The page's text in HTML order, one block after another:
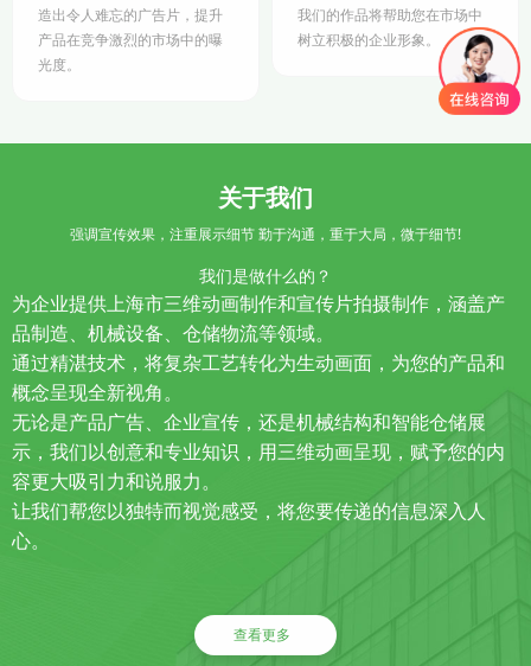
造出令人难忘的广告片，提升
产品在竞争激烈的市场中的曝
光度。
我们的作品将帮助您在市场中
树立积极的企业形象。
关于我们
强调宣传效果，注重展示细节 勤于沟通，重于大局，微于细节!
我们是做什么的？
为企业提供上海市三维动画制作和宣传片拍摄制作，涵盖产
品制造、机械设备、仓储物流等领域。
通过精湛技术，将复杂工艺转化为生动画面，为您的产品和
概念呈现全新视角。
无论是产品广告、企业宣传，还是机械结构和智能仓储展
示，我们以创意和专业知识，用三维动画呈现，赋予您的内
容更大吸引力和说服力。
让我们帮您以独特而视觉感受，将您要传递的信息深入人
心。
查看更多